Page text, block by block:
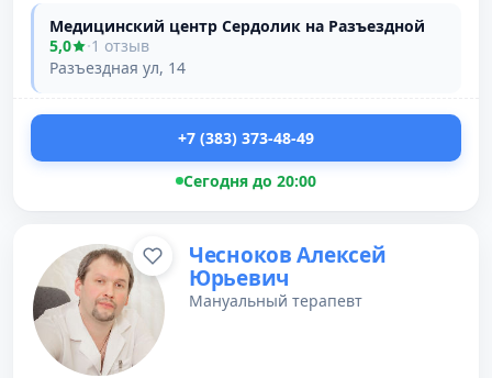
Медицинский центр Сердолик на Разъездной
5,0
·1 отзыв
Разъездная ул, 14
+7 (383) 373-48-49
Сегодня до 20:00
Чесноков Алексей
Юрьевич
Мануальный терапевт